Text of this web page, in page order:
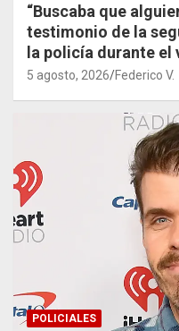
“Buscaba que
testimonio de la
la policía durante el
5 agosto, 2026 Federico V.
POLICIALES